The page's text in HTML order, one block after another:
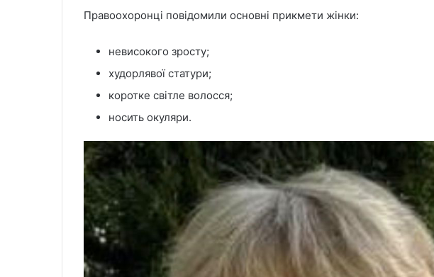
Правоохоронці повідомили основні прикмети жінки:
невисокого зросту;
худорлявої статури;
коротке світле волосся;
носить окуляри.